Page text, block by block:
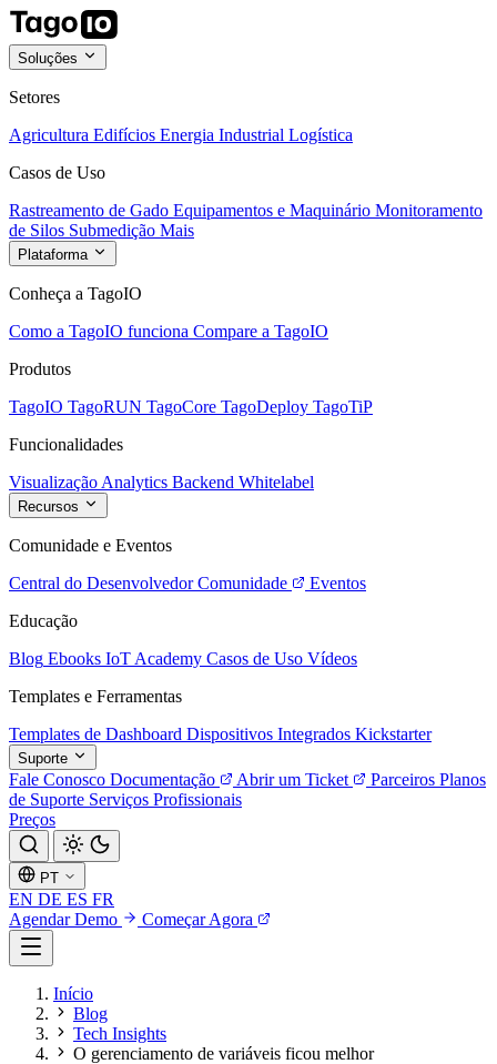
Soluções
Setores
Agricultura Edifícios Energia Industrial Logística
Casos de Uso
Rastreamento de Gado Equipamentos e Maquinário Monitoramento
de Silos Submedição Mais
Plataforma
Conheça a TagoIO
Como a TagoIO funciona Compare a TagoIO
Produtos
TagoIO TagoRUN TagoCore TagoDeploy TagoTiP
Funcionalidades
Visualização Analytics Backend Whitelabel
Recursos
Comunidade e Eventos
Central do Desenvolvedor Comunidade
Eventos
Educação
Blog Ebooks IoT Academy Casos de Uso Vídeos
Templates e Ferramentas
Templates de Dashboard Dispositivos Integrados Kickstarter
Suporte
Fale Conosco Documentação Abrir um Ticket Parceiros Planos
de Suporte Serviços Profissionais
Preços
PT
EN DE ES FR
Agendar Demo
Começar Agora
Início
Blog
Tech Insights
O gerenciamento de variáveis ficou melhor